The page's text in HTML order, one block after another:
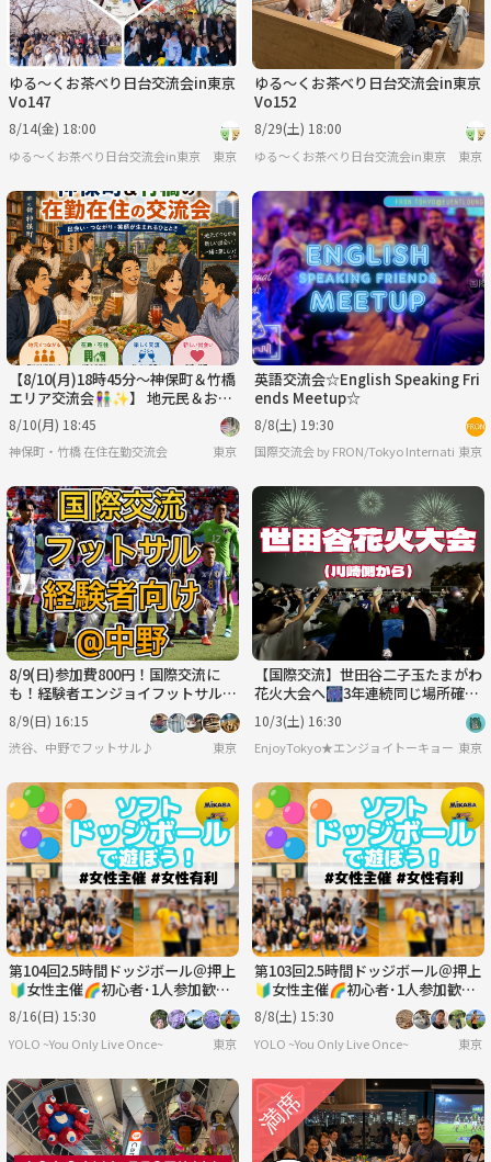
ゆる〜くお茶べり日台交流会in東京
Vo147
8/14(金) 18:00
ゆる〜くお茶べり日台交流会in東京 東京
ゆる〜くお茶べり日台交流会in東京
Vo152
8/29(土) 18:00
ゆる〜くお茶べり日台交流会in東京 東京
【8/10(月)18時45分～神保町＆竹橋
エリア交流会👫✨】 地元民＆お勤
め限定でご近所仲間を増やそう！
8/10(月) 18:45
神保町・竹橋 在住在勤交流会 東京
英語交流会☆English Speaking Fri
ends Meetup☆
8/8(土) 19:30
東京
8/9(日)参加費800円！国際交流に
も！経験者エンジョイフットサル@
中野
8/9(日) 16:15
渋谷、中野でフットサル♪ 東京
【国際交流】世田谷二子玉たまがわ
花火大会へ🎆3年連続同じ場所確
保！途中参加可能
10/3(土) 16:30
EnjoyTokyo★エンジョイトーキョー 〜
東京
第104回2.5時間ドッジボール＠押上
🔰女性主催🌈初心者･1人参加歓迎
│国際交流🉑
8/16(日) 15:30
YOLO ~You Only Live Once~ 東京
第103回2.5時間ドッジボール＠押上
🔰女性主催🌈初心者･1人参加歓迎
│国際交流🉑
8/8(土) 15:30
YOLO ~You Only Live Once~ 東京